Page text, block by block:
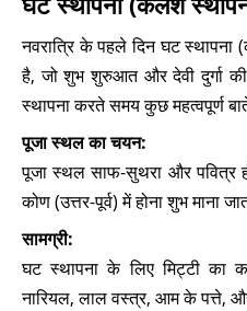
नवरात्रि के पहले दिन घट स्थापना
है, जो शुभ शुरुआत और देवी दुर्गा
स्थापना करते समय कुछ महत्वपूर्ण
पूजा स्थल का चयन:
पूजा स्थल साफ-सुथरा और पवित्र
कोण (उत्तर-पूर्व) में होना शुभ माना
सामग्री:
घट स्थापना के लिए मिट्टी का
नारियल, लाल वस्त्र, आम के पत्ते,